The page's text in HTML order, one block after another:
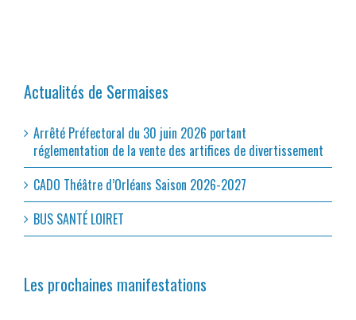
Actualités de Sermaises
Arrêté Préfectoral du 30 juin 2026 portant
réglementation de la vente des artifices de divertissement
CADO Théâtre d’Orléans Saison 2026-2027
BUS SANTÉ LOIRET
Les prochaines manifestations